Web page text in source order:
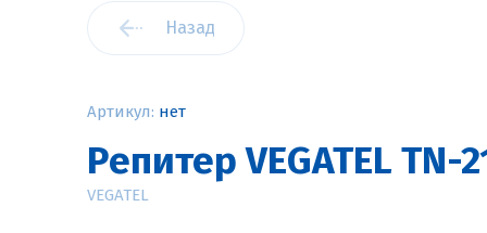
Назад
Артикул: нет
Репитер VEGATEL TN-
VEGATEL